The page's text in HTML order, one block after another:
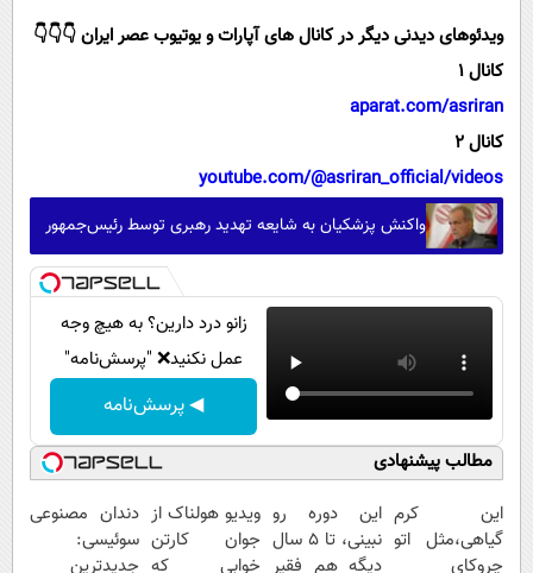
ویدئوهای دیدنی دیگر در کانال های آپارات و یوتیوب عصر ایران 👇👇👇
کانال 1
aparat.com/asriran
کانال 2
youtube.com/@asriran_official/videos
واکنش پزشکیان به شایعه تهدید رهبری توسط رئیس‌جمهور
زانو درد دارین؟ به هیچ وجه
عمل نکنید❌ "پرسش‌نامه"
◀ پرسش‌نامه
مطالب پیشنهادی
این کرم
گیاهی،مثل اتو
چروکای
این دوره رو
نبینی، تا 5 سال
دیگه هم فقیر
ویدیو هولناک از
جوان کارتن
خوابی که
دندان مصنوعی
سوئیسی:
جدیدترین